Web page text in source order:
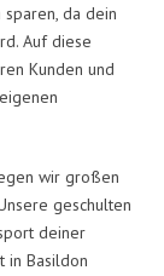
sparen, da dein
Auf diese
Kunden und
wir großen
geschulten
deiner
in Basildon